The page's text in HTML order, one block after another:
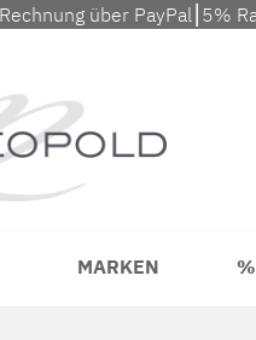
über PayPal⎮5%
MARKEN